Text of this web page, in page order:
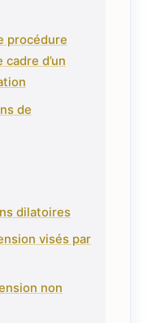
procédure
d’un
de
dilatoires
visés par
non